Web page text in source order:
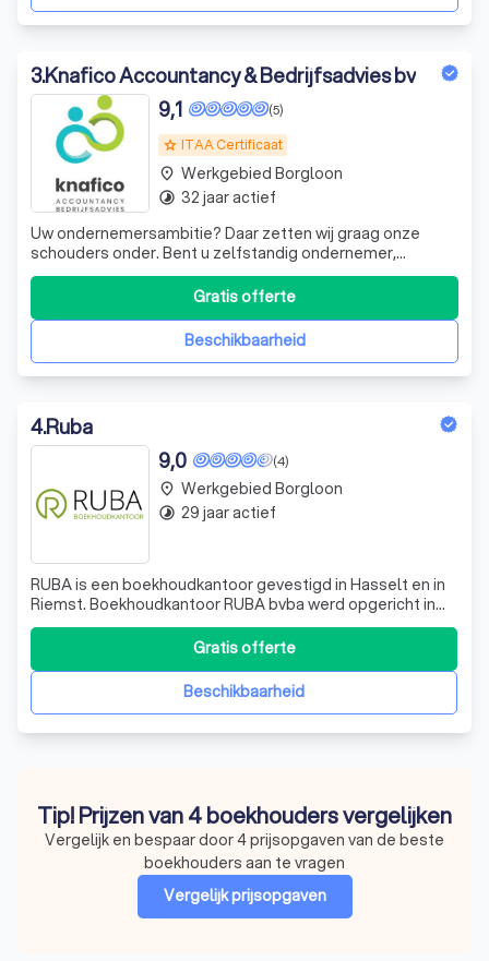
3.Knafico Accountancy & Bedrijfsadvies bv
grade ITAA Certificaat
(5)
9,1
Uw ondernemersambitie? Daar zetten wij graag onze
schouders onder. Bent u zelfstandig ondernemer,
zaakvoerder van een kmo of vrije beroeper? Wij houden
uw onderneming in financiële topconditie. Zo kunt u met
een gerust hart uw ambitie waarmaken.
Beschikbaarheid
Gratis offerte
place Werkgebied Borgloon
timelapse 32 jaar actief
4.Ruba
(4)
9,0
RUBA is een boekhoudkantoor gevestigd in Hasselt en in
Riemst. Boekhoudkantoor RUBA bvba werd opgericht in
1996. De ervaring die opgebouwd werd in deze periode
van meer dan 20 jaar wordt aangewend om u en uw bedrijf
te ondersteunen met een persoonlijke aanpak, op maat
van uw dossier. Essentieel hi
Beschikbaarheid
Gratis offerte
place Werkgebied Borgloon
timelapse 29 jaar actief
Tip! Prijzen van 4 boekhouders vergelijken
Vergelijk en bespaar door 4 prijsopgaven van de beste
boekhouders aan te vragen
Vergelijk prijsopgaven